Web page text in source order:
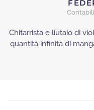
Chitarrista e liutaio di
quantità infinita di